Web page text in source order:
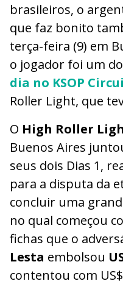
brasileiros, o
que faz bonito
terça-feira (9) em
o jogador foi um
dia no KSOP
Roller Light, que
O High Roller
Buenos Aires
seus dois Dias 1,
para a disputa da
concluir uma
no qual começou
fichas que o
Lesta embolsou
contentou com